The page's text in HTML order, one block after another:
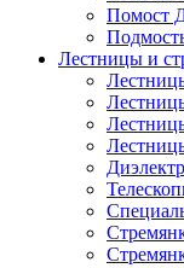
Помост
Лестницы и